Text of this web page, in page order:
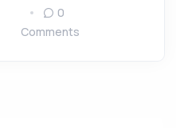
0
Comments